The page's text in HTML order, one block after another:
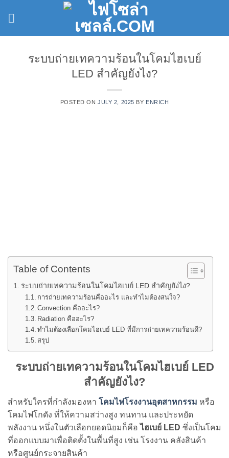
ระบบถ่ายเทความร้อนในโคมไฮเบย์
LED สำคัญยังไง?
POSTED ONJULY 2, 2025 BY ENRICH
Table of Contents
ระบบถ่ายเทความร้อนในโคมไฮเบย์ LED สำคัญยังไง?
การถ่ายเทความร้อนคืออะไร และทำไมต้องสนใจ?
Convection คืออะไร?
Radiation คืออะไร?
ทำไมต้องเลือกโคมไฮเบย์ LED ที่มีการถ่ายเทความร้อนดี?
สรุป
ระบบถ่ายเทความร้อนในโคมไฮเบย์ LED
สำคัญยังไง?
สำหรับใครที่กำลังมองหา โคมไฟโรงงานอุตสาหกรรม หรือ
โคมไฟโกดัง ที่ให้ความสว่างสูง ทนทาน และประหยัด
พลังงาน หนึ่งในตัวเลือกยอดนิยมก็คือไฮเบย์ LED ซึ่งเป็นโคม
ที่ออกแบบมาเพื่อติดตั้งในพื้นที่สูง เช่น โรงงาน คลังสินค้า
หรือศูนย์กระจายสินค้า